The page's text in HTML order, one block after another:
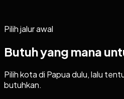
Pilih jalur awal
Butuh yang mana
Pilih kota di Papuadulu, lalu
butuhkan.